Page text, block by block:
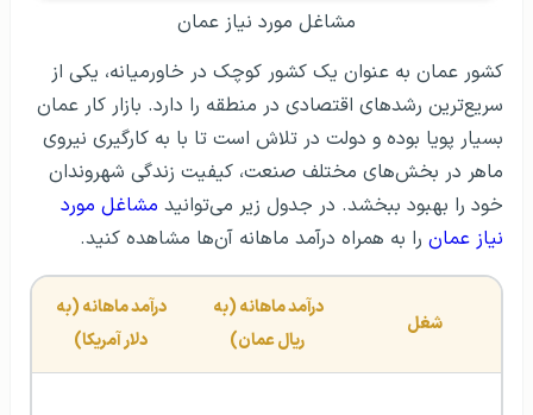
مشاغل مورد نیاز عمان
کشور عمان به عنوان یک کشور کوچک در خاورمیانه، یکی از
سریع‌ترین رشدهای اقتصادی در منطقه را دارد. بازار کار عمان
بسیار پویا بوده و دولت در تلاش است تا با به کارگیری نیروی
ماهر در بخش‌های مختلف صنعت، کیفیت زندگی شهروندان
خود را بهبود ببخشد. در جدول زیر می‌توانید مشاغل مورد
نیاز عمان را به همراه درآمد ماهانه آن‌ها مشاهده کنید.
شغل
ریال عمان)
دلار آمریکا)